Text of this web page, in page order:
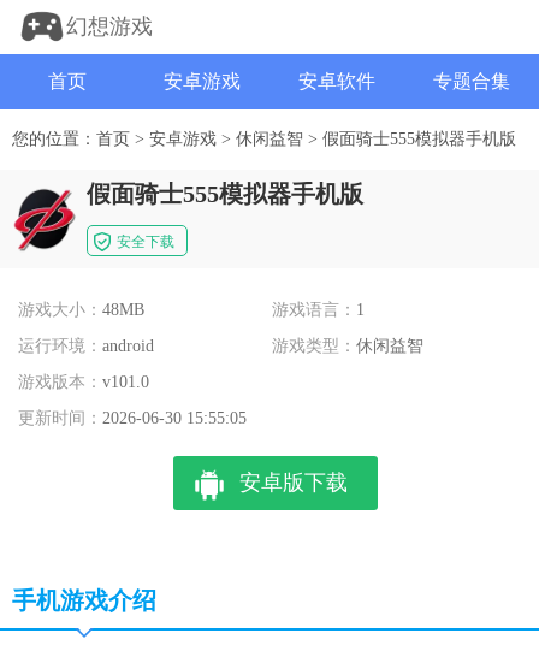
幻想游戏
首页 安卓游戏 安卓软件 专题合集
您的位置： 首页 > 安卓游戏 > 休闲益智 > 假面骑士555模拟器手机版
假面骑士555模拟器手机版
安全下载
游戏大小： 48MB 游戏语言： 1
运行环境： android 游戏类型：休闲益智
游戏版本： v101.0
更新时间： 2026-06-30 15:55:05
安卓版下载
手机游戏介绍